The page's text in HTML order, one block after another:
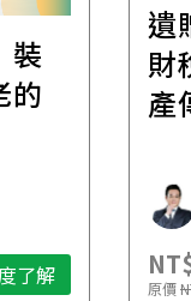
裝
的
了解
遺
財
產
原價